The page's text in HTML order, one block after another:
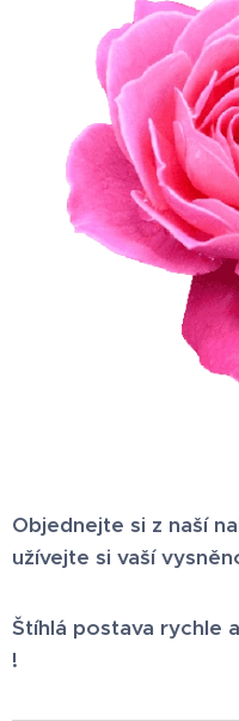
Objednejte si z naší
užívejte si vaší
Štíhlá postava rychle
!